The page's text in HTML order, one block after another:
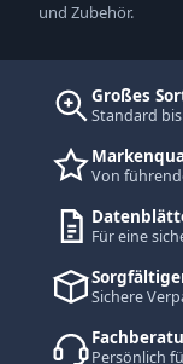
und Zubehör.
Großes
Standard
Von
Für eine
Sichere
Persönlich